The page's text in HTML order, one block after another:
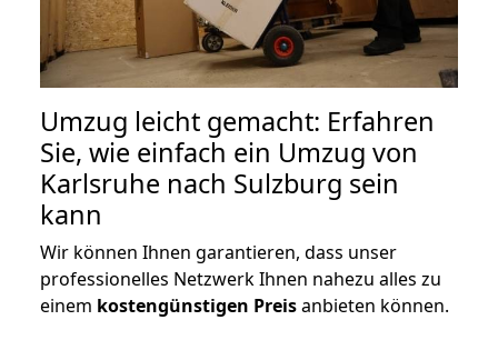
Umzug leicht gemacht: Erfahren
Sie, wie einfach ein Umzug von
Karlsruhe nach Sulzburg sein
kann
Wir können Ihnen garantieren, dass unser
professionelles Netzwerk Ihnen nahezu alles zu
einem kostengünstigen Preisanbieten können.